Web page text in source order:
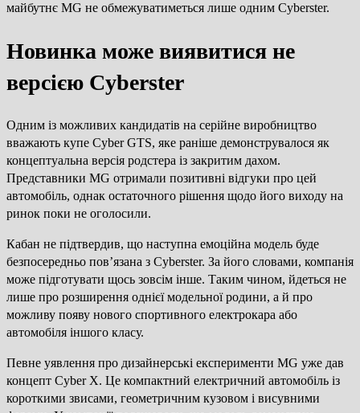
майбутнє MG не обмежуватиметься лише одним Cyberster.
Новинка може виявитися не
версією Cyberster
Одним із можливих кандидатів на серійне виробництво
вважають купе Cyber GTS, яке раніше демонструвалося як
концептуальна версія родстера із закритим дахом.
Представники MG отримали позитивні відгуки про цей
автомобіль, однак остаточного рішення щодо його виходу на
ринок поки не оголосили.
Кабан не підтвердив, що наступна емоційна модель буде
безпосередньо пов’язана з Cyberster. За його словами, компанія
може підготувати щось зовсім інше. Таким чином, йдеться не
лише про розширення однієї модельної родини, а й про
можливу появу нового спортивного електрокара або
автомобіля іншого класу.
Певне уявлення про дизайнерські експерименти MG уже дав
концепт Cyber X. Це компактний електричний автомобіль із
короткими звисами, геометричним кузовом і висувними